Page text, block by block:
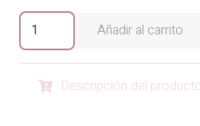
era:
Vestido
Malanga
cantidad
Añadir al carrito
Descripción del